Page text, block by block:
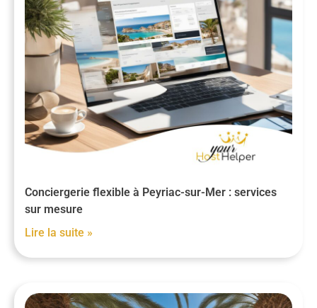
Conciergerie flexible à Peyriac-sur-Mer : services
sur mesure
Lire la suite »